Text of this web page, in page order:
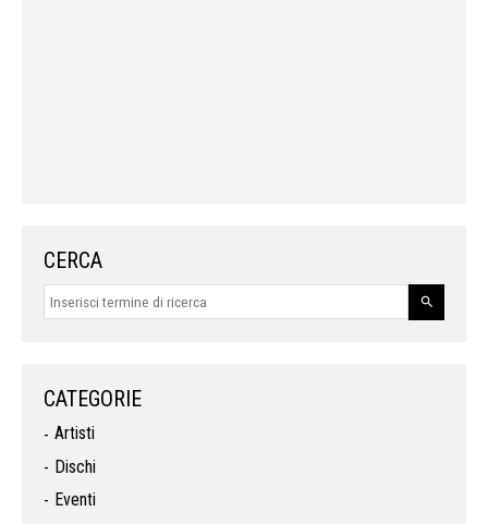
CERCA
CATEGORIE
Artisti
Dischi
Eventi